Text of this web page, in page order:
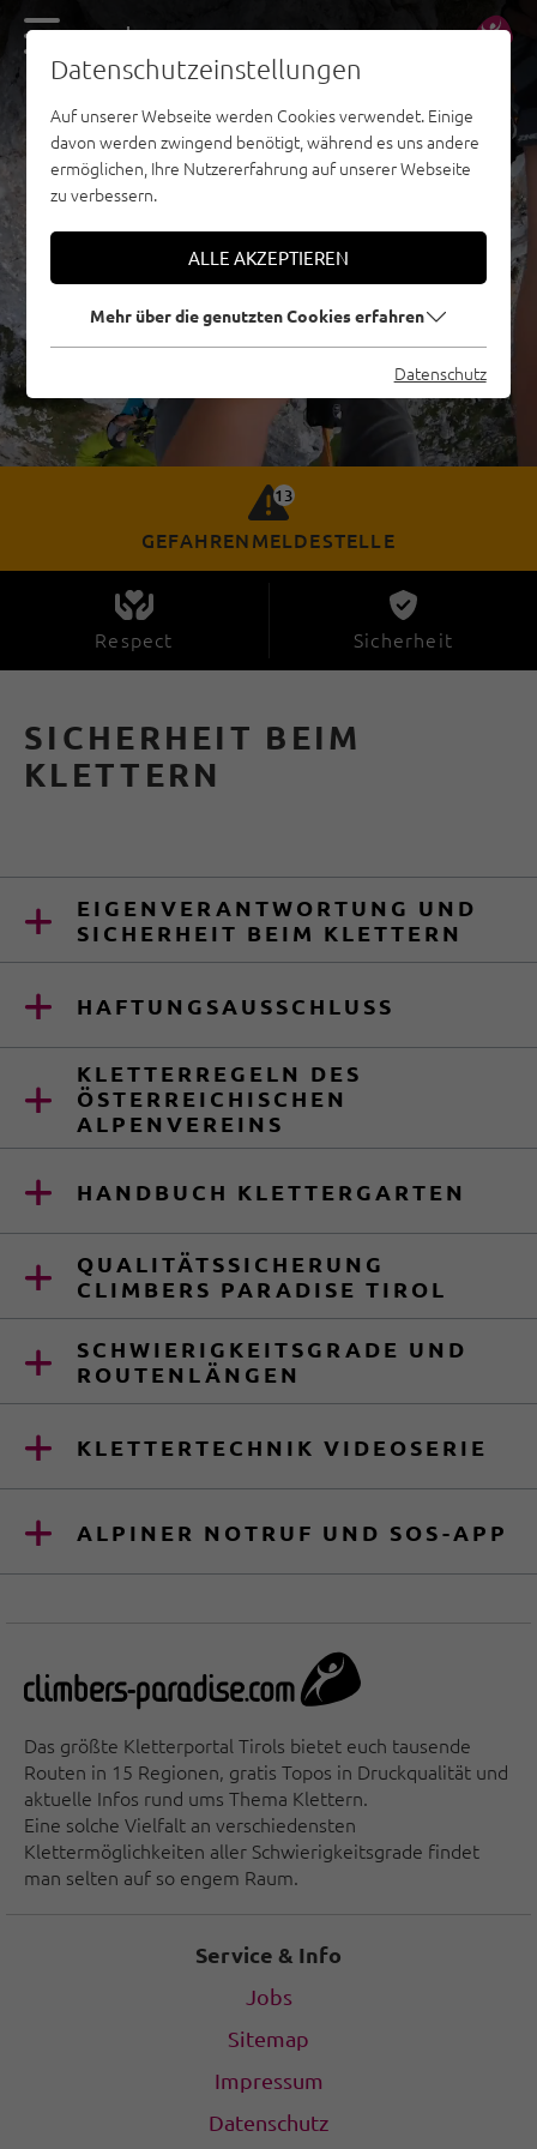
DE EN
13
GEFAHRENMELDESTELLE
Respect Sicherheit
SICHERHEIT BEIM
KLETTERN
EIGENVERANTWORTUNG UND
SICHERHEIT BEIM KLETTERN
HAFTUNGSAUSSCHLUSS
KLETTERREGELN DES
ÖSTERREICHISCHEN
ALPENVEREINS
HANDBUCH KLETTERGARTEN
QUALITÄTSSICHERUNG
CLIMBERS PARADISE TIROL
SCHWIERIGKEITSGRADE UND
ROUTENLÄNGEN
KLETTERTECHNIK VIDEOSERIE
ALPINER NOTRUF UND SOS-APP
Das größte Kletterportal Tirols bietet euch tausende
Routen in 15 Regionen, gratis Topos in Druckqualität und
aktuelle Infos rund ums Thema Klettern.
Eine solche Vielfalt an verschiedensten
Klettermöglichkeiten aller Schwierigkeitsgrade findet
man selten auf so engem Raum.
Service & Info
Jobs
Sitemap
Impressum
Datenschutz
Datenschutzeinstellungen
Auf unserer Webseite werden Cookies verwendet. Einige
davon werden zwingend benötigt, während es uns andere
ermöglichen, Ihre Nutzererfahrung auf unserer Webseite
zu verbessern.
ALLE AKZEPTIEREN
Mehr über die genutzten Cookies erfahren
Datenschutz